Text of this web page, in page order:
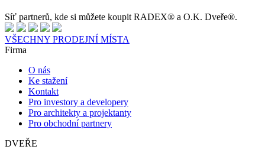
Síť partnerů, kde si můžete koupit RADEX® a O.K. Dveře®.
VŠECHNY PRODEJNÍ MÍSTA
Firma
O nás
Ke stažení
Kontakt
Pro investory a developery
Pro architekty a projektanty
Pro obchodní partnery
DVEŘE